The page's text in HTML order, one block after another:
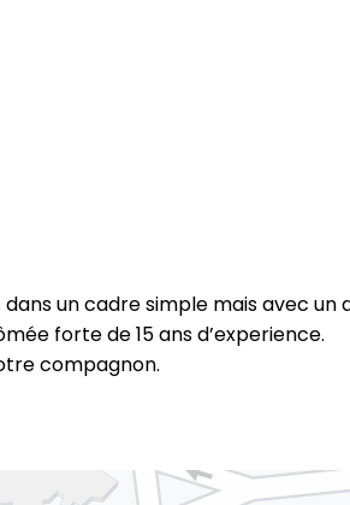
un cadre simple mais avec
forte de 15 ans d’experience.
compagnon.